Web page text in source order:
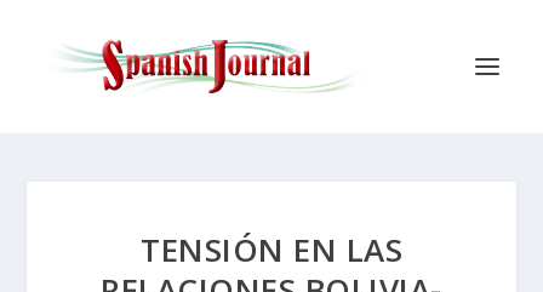
TENSIÓN EN LAS